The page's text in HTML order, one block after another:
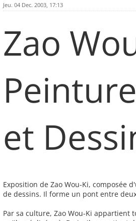
Jeu. 04 Dec. 2003, 17:13
Zao
et
Exposition de Zao Wou-Ki,
de dessins. Il forme un pont entre
Par sa culture, Zao Wou-Ki